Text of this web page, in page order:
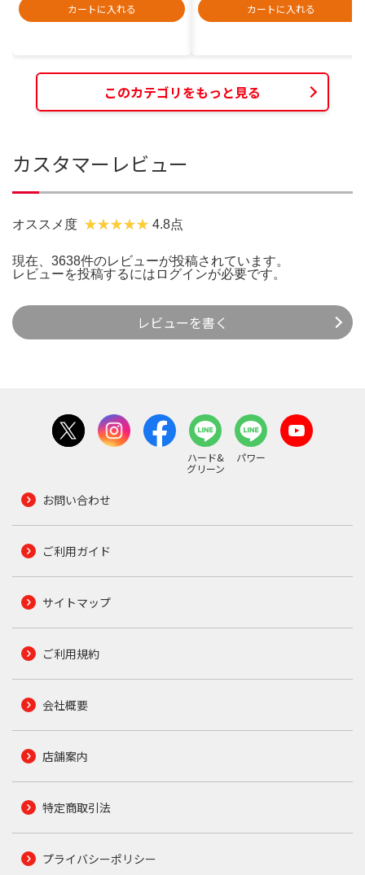
カートに入れる
カートに入れる
このカテゴリをもっと見る
カスタマーレビュー
オススメ度 4.8点
現在、3638件のレビューが投稿されています。
レビューを投稿するには ログインが必要です。
レビューを書く
ハード&
グリーン
パワー
お問い合わせ
ご利用ガイド
サイトマップ
ご利用規約
会社概要
店舗案内
特定商取引法
プライバシーポリシー